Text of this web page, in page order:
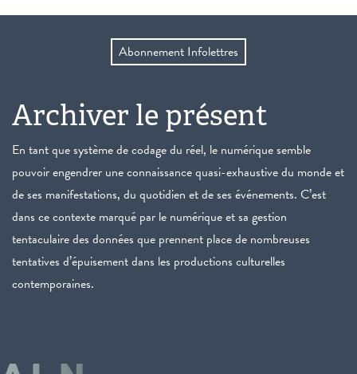
Abonnement Infolettres
Archiver le présent
En tant que système de codage du réel, le numérique semble
pouvoir engendrer une connaissance quasi-exhaustive du monde et
de ses manifestations, du quotidien et de ses événements. C’est
dans ce contexte marqué par le numérique et sa gestion
tentaculaire des données que prennent place de nombreuses
tentatives d’épuisement dans les productions culturelles
contemporaines.